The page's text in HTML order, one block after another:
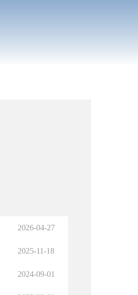
2026-04-27
2025-11-18
2024-09-01